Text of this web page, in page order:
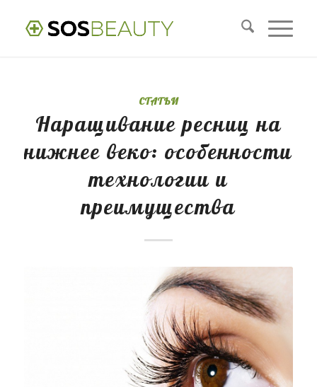
СТАТЬИ
Наращивание ресниц на
нижнее веко: особенности
технологии и
преимущества